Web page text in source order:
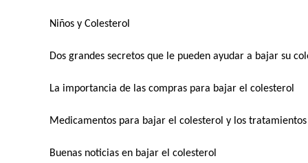
Niños y Colesterol
Dos grandes secretos que le pueden ayudar a bajar su
La importancia de las compras para bajar el colesterol
Medicamentos para bajar el colesterol y los tratamientos
Buenas noticias en bajar el colesterol